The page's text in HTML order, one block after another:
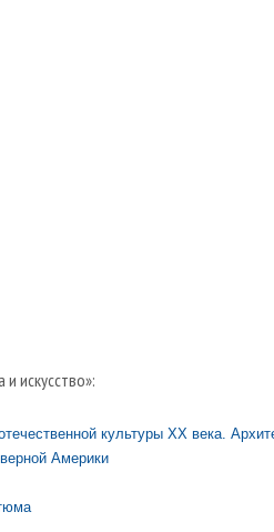
искусство»:
культуры XX века.
Америки